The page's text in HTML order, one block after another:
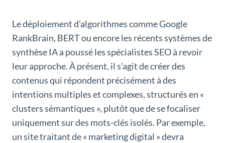
Le déploiement d’algorithmes comme Google
RankBrain, BERT ou encore les récents systèmes de
synthèse IA a poussé les spécialistes SEO à revoir
leur approche. À présent, il s’agit de créer des
contenus qui répondent précisément à des
intentions multiples et complexes, structurés en «
clusters sémantiques », plutôt que de se focaliser
uniquement sur des mots-clés isolés. Par exemple,
un site traitant de « marketing digital » devra